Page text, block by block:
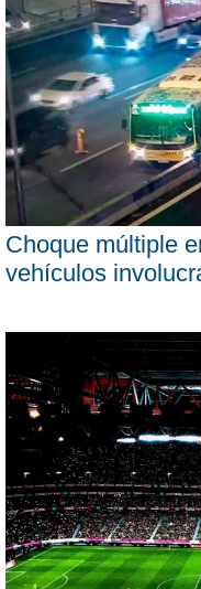
Choque múltiple
vehículos